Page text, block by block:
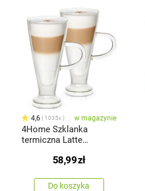
4,6 1035x w magazynie
4Home Szklanka
termiczna Latte
ml, 2 szt.58,99zł
Do koszyka